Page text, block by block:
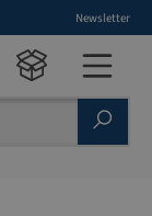
Newsletter